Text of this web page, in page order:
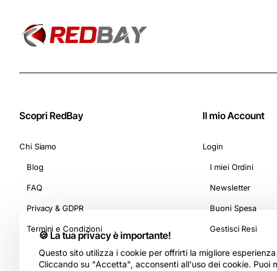
🍪 La tua privacy è importante!
Questo sito utilizza i cookie per offrirti la migliore
Cliccando su "Accetta", acconsenti all'uso dei cookie. Puoi
Scopri RedBay
Chi Siamo
Blog
FAQ
Privacy & GDPR
Termini e Condizioni
Il mio Account
Login
I miei Ordini
Newsletter
Buoni Spesa
Gestisci Resi